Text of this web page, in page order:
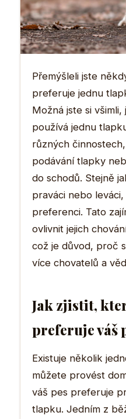
Přemýšleli jste
preferuje jednu
Možná jste si
používá jednu
různých
podávání tlapky
do schodů. Stejně
praváci nebo leváci,
preferenci. Tato
ovlivnit jejich
což je důvod, proč
více chovatelů a
Jak zjistit,
preferuje váš
Existuje několik
můžete provést
váš pes preferuje
tlapku. Jedním z